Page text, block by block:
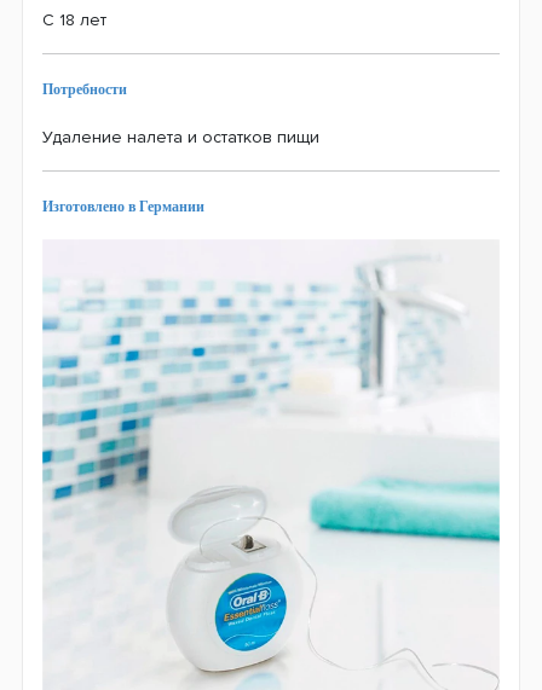
С 18 лет
Потребности
Удаление налета и остатков пищи
Изготовлено в Германии